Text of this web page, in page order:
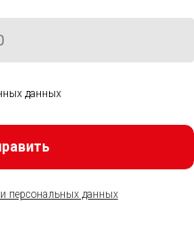
данных
персональных данных